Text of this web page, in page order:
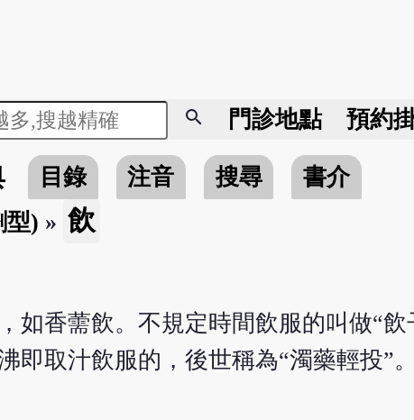
search 門診地點 預約
目錄 注音 搜尋
書介
型) » 飲
如香薷飲。不規定時間飲服的叫做“
即取汁飲服的，後世稱為“濁藥輕投”。